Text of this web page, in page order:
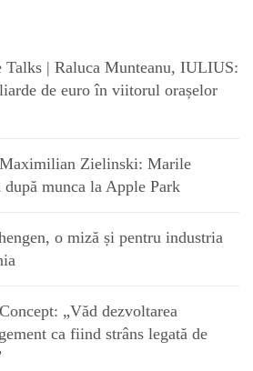
Talks | Raluca Munteanu, IULIUS:
de euro în viitorul orașelor
Zielinski: Marile
munca la Apple Park
o miză și pentru industria
„Văd dezvoltarea
ca fiind strâns legată de